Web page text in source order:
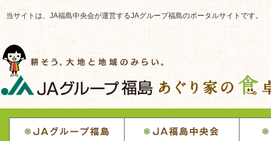
当サイトは、JA福島中央会が運営するJAグループ福島のポータルサイトです。